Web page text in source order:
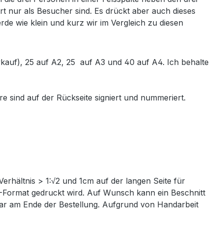
nur als Besucher sind. Es drückt aber auch dieses
wie klein und kurz wir im Vergleich zu diesen
25 auf A2, 25 auf A3 und 40 auf A4. Ich behalte
sind auf der Rückseite signiert und nummeriert.
> 1:√2 und 1cm auf der langen Seite für
gedruckt wird. Auf Wunsch kann ein Beschnitt
am Ende der Bestellung. Aufgrund von Handarbeit